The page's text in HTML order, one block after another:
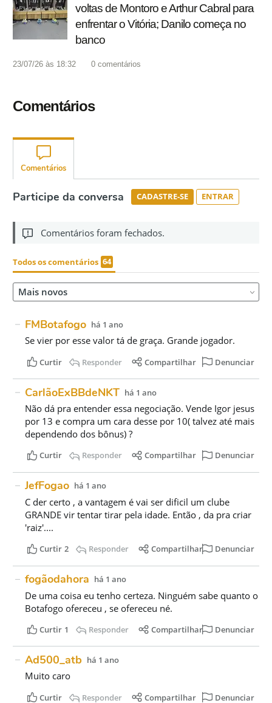
voltas de Montoro e Arthur Cabral para
enfrentar o Vitória; Danilo começa no
banco
23/07/26 às 18:32 0 comentários
Comentários